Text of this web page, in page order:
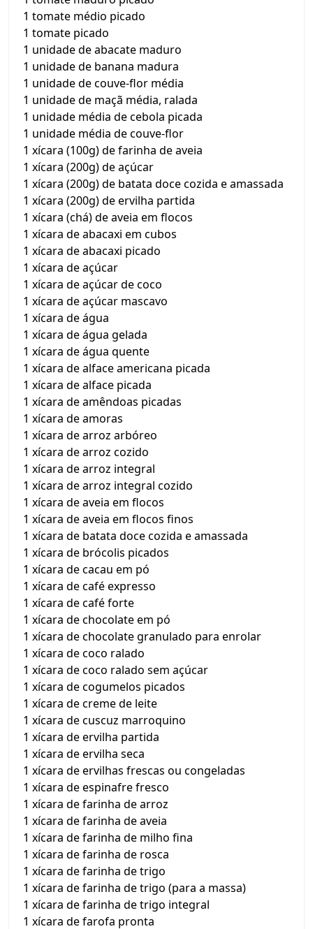
1 tomate médio picado
1 tomate picado
1 unidade de abacate maduro
1 unidade de banana madura
1 unidade de couve-flor média
1 unidade de maçã média, ralada
1 unidade média de cebola picada
1 unidade média de couve-flor
1 xícara (100g) de farinha de aveia
1 xícara (200g) de açúcar
1 xícara (200g) de batata doce cozida e amassada
1 xícara (200g) de ervilha partida
1 xícara (chá) de aveia em flocos
1 xícara de abacaxi em cubos
1 xícara de abacaxi picado
1 xícara de açúcar
1 xícara de açúcar de coco
1 xícara de açúcar mascavo
1 xícara de água
1 xícara de água gelada
1 xícara de água quente
1 xícara de alface americana picada
1 xícara de alface picada
1 xícara de amêndoas picadas
1 xícara de amoras
1 xícara de arroz arbóreo
1 xícara de arroz cozido
1 xícara de arroz integral
1 xícara de arroz integral cozido
1 xícara de aveia em flocos
1 xícara de aveia em flocos finos
1 xícara de batata doce cozida e amassada
1 xícara de brócolis picados
1 xícara de cacau em pó
1 xícara de café expresso
1 xícara de café forte
1 xícara de chocolate em pó
1 xícara de chocolate granulado para enrolar
1 xícara de coco ralado
1 xícara de coco ralado sem açúcar
1 xícara de cogumelos picados
1 xícara de creme de leite
1 xícara de cuscuz marroquino
1 xícara de ervilha partida
1 xícara de ervilha seca
1 xícara de ervilhas frescas ou congeladas
1 xícara de espinafre fresco
1 xícara de farinha de arroz
1 xícara de farinha de aveia
1 xícara de farinha de milho fina
1 xícara de farinha de rosca
1 xícara de farinha de trigo
1 xícara de farinha de trigo (para a massa)
1 xícara de farinha de trigo integral
1 xícara de farofa pronta